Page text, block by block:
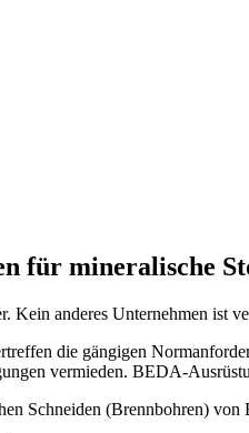
für mineralische
anderes Unternehmen ist
die gängigen
vermieden. BEDA-
Schneiden (Brennbohren)